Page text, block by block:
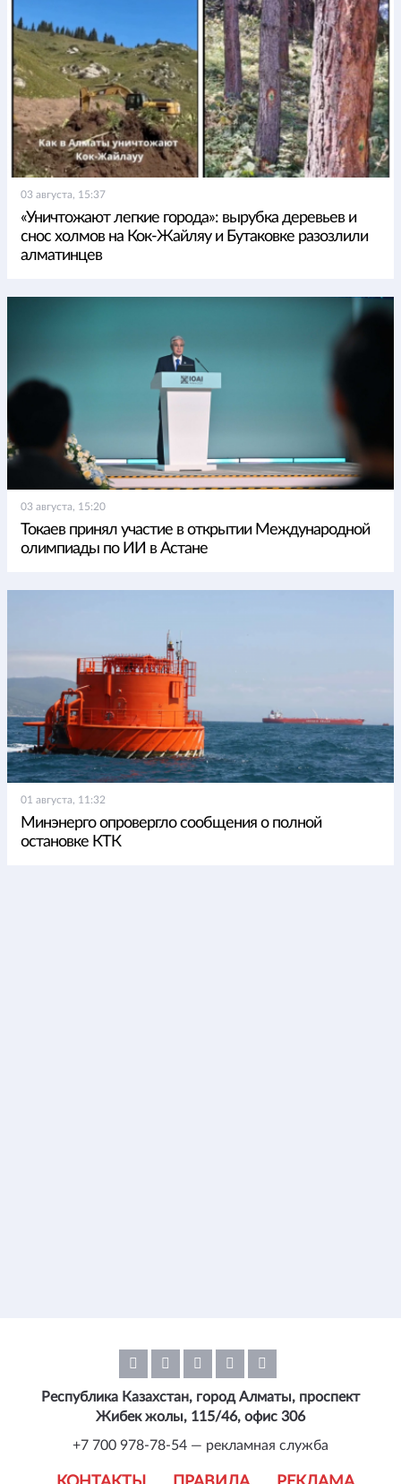
03 августа, 15:37
«Уничтожают легкие города»: вырубка деревьев и
снос холмов на Кок-Жайляу и Бутаковке разозлили
алматинцев
03 августа, 15:20
Токаев принял участие в открытии Международной
олимпиады по ИИ в Астане
01 августа, 11:32
Минэнерго опровергло сообщения о полной
остановке КТК
Республика Казахстан, город Алматы, проспект
Жибек жолы, 115/46, офис 306
+7 700 978-78-54 — рекламная служба